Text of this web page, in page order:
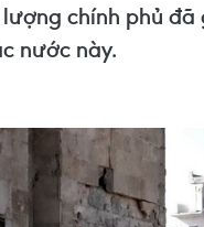
chính phủ
nước này.